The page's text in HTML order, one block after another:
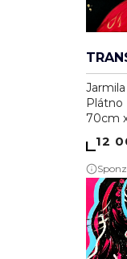
Plátno
70cm
12